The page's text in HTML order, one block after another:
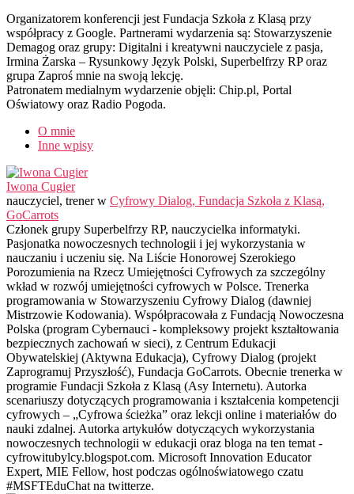
Organizatorem konferencji jest Fundacja Szkoła z Klasą przy
współpracy z Google. Partnerami wydarzenia są: Stowarzyszenie
Demagog oraz grupy: Digitalni i kreatywni nauczyciele z pasja,
Irmina Żarska – Rysunkowy Język Polski, Superbelfrzy RP oraz
grupa Zaproś mnie na swoją lekcję.
Patronatem medialnym wydarzenie objęli: Chip.pl, Portal
Oświatowy oraz Radio Pogoda.
O mnie
Inne wpisy
Iwona Cugier
nauczyciel, trenerw Cyfrowy Dialog, Fundacja Szkoła z Klasą,
GoCarrots
Członek grupy Superbelfrzy RP, nauczycielka informatyki.
Pasjonatka nowoczesnych technologii i jej wykorzystania w
nauczaniu i uczeniu się. Na Liście Honorowej Szerokiego
Porozumienia na Rzecz Umiejętności Cyfrowych za szczególny
wkład w rozwój umiejętności cyfrowych w Polsce. Trenerka
programowania w Stowarzyszeniu Cyfrowy Dialog (dawniej
Mistrzowie Kodowania). Współpracowała z Fundacją Nowoczesna
Polska (program Cybernauci - kompleksowy projekt kształtowania
bezpiecznych zachowań w sieci), z Centrum Edukacji
Obywatelskiej (Aktywna Edukacja), Cyfrowy Dialog (projekt
Zaprogramuj Przyszłość), Fundacja GoCarrots. Obecnie trenerka w
programie Fundacji Szkoła z Klasą (Asy Internetu). Autorka
scenariuszy dotyczących programowania i kształcenia kompetencji
cyfrowych – „Cyfrowa ścieżka” oraz lekcji online i materiałów do
nauki zdalnej. Autorka artykułów dotyczących wykorzystania
nowoczesnych technologii w edukacji oraz bloga na ten temat -
cyfrowitubylcy.blogspot.com. Microsoft Innovation Educator
Expert, MIE Fellow, host podczas ogólnoświatowego czatu
#MSFTEduChat na twitterze.